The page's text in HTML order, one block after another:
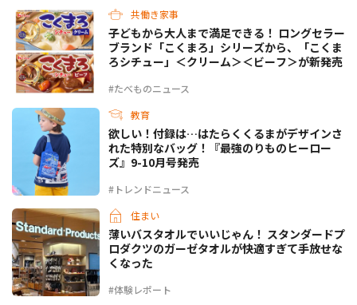
共働き家事
#たべものニュース
子どもから大人まで満足できる！ ロングセラー
ブランド「こくまろ」シリーズから、「こくま
ろシチュー」＜クリーム＞＜ビーフ＞が新発売
教育
#トレンドニュース
欲しい！付録は…はたらくくるまがデザインさ
れた特別なバッグ！『最強のりものヒーロー
ズ』9-10月号発売
住まい
#体験レポート
薄いバスタオルでいいじゃん！ スタンダードプ
ロダクツのガーゼタオルが快適すぎて手放せな
くなった